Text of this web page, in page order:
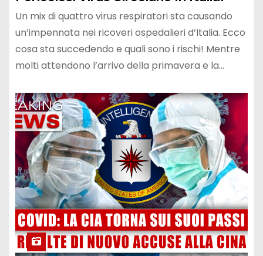
Un mix di quattro virus respiratori sta causando
un’impennata nei ricoveri ospedalieri d’Italia. Ecco
cosa sta succedendo e quali sono i rischi! Mentre
molti attendono l’arrivo della primavera e la…